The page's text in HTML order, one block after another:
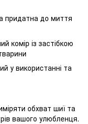
придатна до миття
комір із застібкою
у використанні та
обхват шиї та
вашого улюбленця.